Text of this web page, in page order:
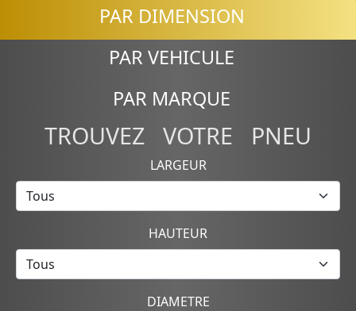
PAR DIMENSION
PAR VEHICULE
PAR MARQUE
TROUVEZ VOTRE PNEU
LARGEUR
HAUTEUR
DIAMETRE